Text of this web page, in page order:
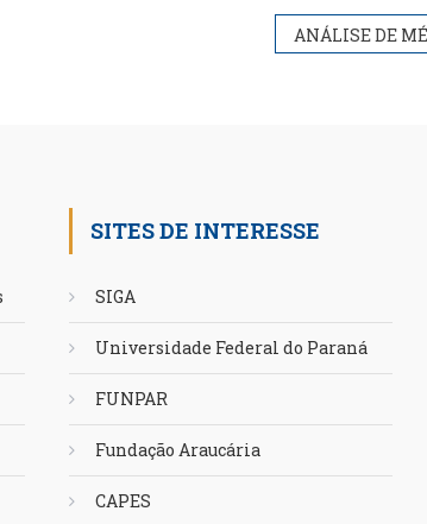
SITES DE INTERESSE
SIGA
Universidade Federal do Paraná
FUNPAR
Fundação Araucária
CAPES